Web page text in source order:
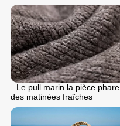
Le pull marin la pièce phare
des matinées fraîches